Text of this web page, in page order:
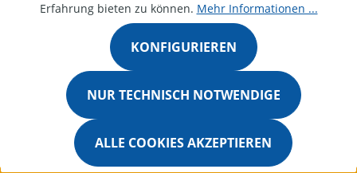
DETAILS
Bestellanfrage
Erfahrung bieten zu können. Mehr Informationen ...
NUR TECHNISCH NOTWENDIGE
KONFIGURIEREN
ALLE COOKIES AKZEPTIEREN